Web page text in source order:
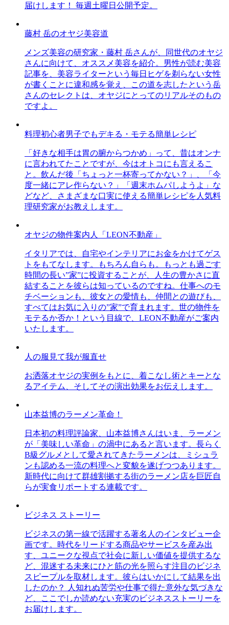
届けします！ 毎週土曜日公開予定。
藤村 岳のオヤジ美容道
メンズ美容の研究家・藤村 岳さんが、同世代のオヤジ
さんに向けて、オススメ美容を紹介。男性が読む美容
記事を、美容ライターという毎日ヒゲを剃らない女性
が書くことに違和感を覚え、この道を志したという岳
さんのセレクトは、オヤジにとってのリアルそのもの
ですよ。
料理初心者男子でもデキる・モテる簡単レシピ
「好きな相手は胃の腑からつかめ」って、昔はオンナ
に言われてたことですが、今はオトコにも言えるこ
と。飲んだ後「ちょっと一杯寄ってかない？」、「今
度一緒にアレ作らない？」「週末ホムパしようよ」な
どなど、さまざまな口実に使える簡単レシピを人気料
理研究家がお教えします。
オヤジの物件案内人「LEON不動産」
イタリアでは、自宅やインテリアにお金をかけてゲス
トをもてなします。もちろん自らも。もっとも過ごす
時間の長い”家”に投資することが、人生の豊かさに直
結することを彼らは知っているのですね。仕事へのモ
チベーションも、彼女との愛情も、仲間との遊びも、
すべてはお気に入りの”家”で育まれます。世の物件を
モテるか否か！という目線で、LEON不動産がご案内
いたします。
人の服見て我が服直せ
お洒落オヤジの実例をもとに、着こなし術とキーとな
るアイテム、そしてその演出効果をお伝えします。
山本益博のラーメン革命！
日本初の料理評論家、山本益博さんはいま、ラーメン
が「美味しい革命」の渦中にあると言います。長らく
B級グルメとして愛されてきたラーメンは、ミシュラ
ンも認める一流の料理へと変貌を遂げつつあります。
新時代に向けて群雄割拠する街のラーメン店を巨匠自
らが実食リポートする連載です。
ビジネス ストーリー
ビジネスの第一線で活躍する著名人のインタビュー企
画です。時代をリードする商品やサービスを産み出
す、ユニークな視点で社会に新しい価値を提供するな
ど、混迷する未来にひと筋の光を照らす注目のビジネ
スピープルを取材します。彼らはいかにして結果を出
したのか？ 人知れぬ苦労や仕事で得た意外な気づきな
ど、ここでしか読めない充実のビジネスストーリーを
お届けします。